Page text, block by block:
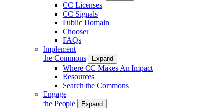
CC Licenses
CC Signals
Public Domain
Chooser
FAQs
Implement
the Commons
Expand
Where CC Makes An Impact
Resources
Search the Commons
Engage
the People
Expand